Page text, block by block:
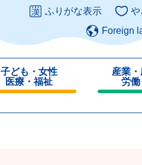
ふりがな表示 や
Foreign
子ども・女性
医療・福祉
産業
労
じ